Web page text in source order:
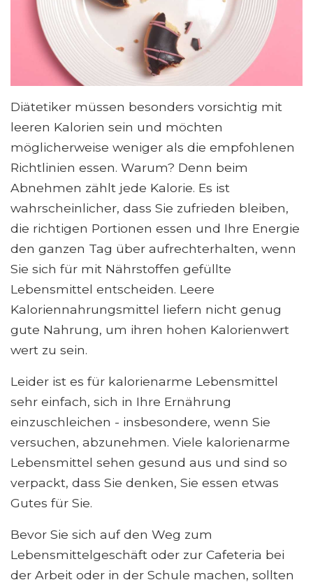
Diätetiker müssen besonders vorsichtig mit
leeren Kalorien sein und möchten
möglicherweise weniger als die empfohlenen
Richtlinien essen. Warum? Denn beim
Abnehmen zählt jede Kalorie. Es ist
wahrscheinlicher, dass Sie zufrieden bleiben,
die richtigen Portionen essen und Ihre Energie
den ganzen Tag über aufrechterhalten, wenn
Sie sich für mit Nährstoffen gefüllte
Lebensmittel entscheiden. Leere
Kaloriennahrungsmittel liefern nicht genug
gute Nahrung, um ihren hohen Kalorienwert
wert zu sein.
Leider ist es für kalorienarme Lebensmittel
sehr einfach, sich in Ihre Ernährung
einzuschleichen - insbesondere, wenn Sie
versuchen, abzunehmen. Viele kalorienarme
Lebensmittel sehen gesund aus und sind so
verpackt, dass Sie denken, Sie essen etwas
Gutes für Sie.
Bevor Sie sich auf den Weg zum
Lebensmittelgeschäft oder zur Cafeteria bei
der Arbeit oder in der Schule machen, sollten